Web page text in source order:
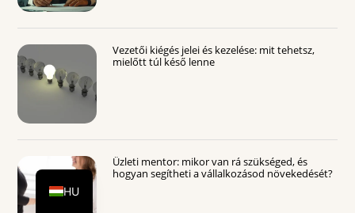
Vezetői kiégés jelei és kezelése: mit tehetsz,
mielőtt túl késő lenne
Üzleti mentor: mikor van rá szükséged, és
hogyan segítheti a vállalkozásod növekedését?
HU
EN
DE